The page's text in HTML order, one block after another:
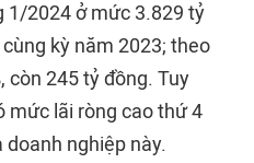
1/2024 ở mức 3.829 tỷ
kỳ năm 2023; theo
còn 245 tỷ đồng. Tuy
mức lãi ròng cao thứ 4
nghiệp này.